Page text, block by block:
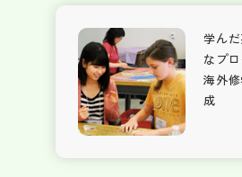
学ん
なプ
海外
成